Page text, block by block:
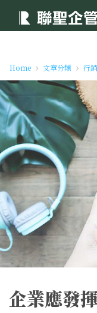
Home 文章分類 行
企業應發